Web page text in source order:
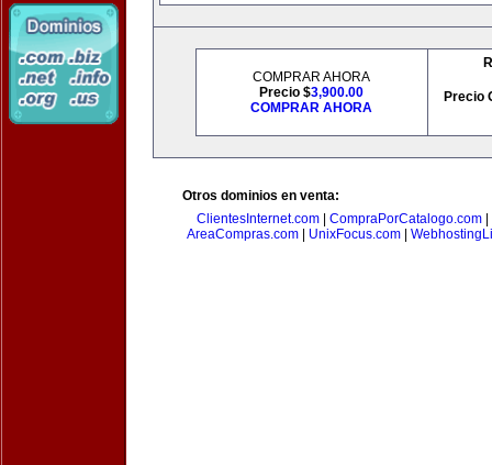
COMPRAR AHORA
Precio $3,900.00
COMPRAR AHORA
Precio
Otros dominios en venta:
ClientesInternet.com
CompraPorCatalogo.com
AreaCompras.com
UnixFocus.com